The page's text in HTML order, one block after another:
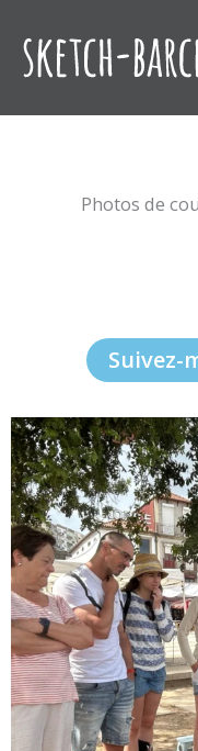
contenu
Photos de
Suivez-